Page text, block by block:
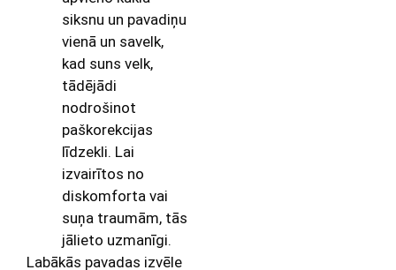
siksnu un pavadiņu
vienā un savelk,
kad suns velk,
tādējādi
nodrošinot
paškorekcijas
līdzekli. Lai
izvairītos no
diskomforta vai
suņa traumām, tās
jālieto uzmanīgi.
Labākās pavadas izvēle